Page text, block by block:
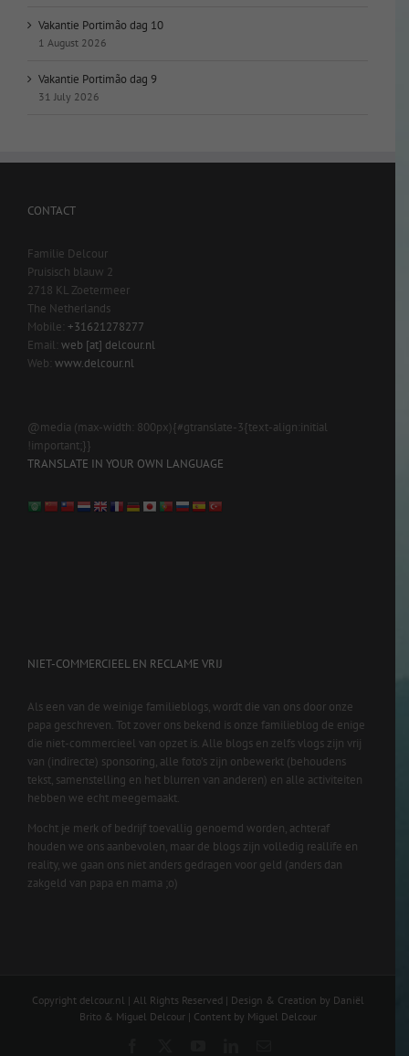
Vakantie Portimão dag 10
1 August 2026
Vakantie Portimão dag 9
31 July 2026
CONTACT
Familie Delcour
Pruisisch blauw 2
2718 KL Zoetermeer
The Netherlands
Mobile: +31621278277
Email: web [at] delcour.nl
Web: www.delcour.nl
@media (max-width: 800px){#gtranslate-3{text-align:initial
!important;}}
TRANSLATE IN YOUR OWN LANGUAGE
NIET-COMMERCIEEL EN RECLAME VRIJ
Als een van de weinige familieblogs, wordt die van ons door onze
papa geschreven. Tot zover ons bekend is onze familieblog de enige
die niet-commercieel van opzet is. Alle blogs en zelfs vlogs zijn vrij
van (indirecte) sponsoring, alle foto’s zijn onbewerkt (behoudens
tekst, samenstelling en het blurren van anderen) en alle activiteiten
hebben we echt meegemaakt.
Mocht je merk of bedrijf toevallig genoemd worden, achteraf
houden we ons aanbevolen, maar de blogs zijn volledig reallife en
reality, we gaan ons niet anders gedragen voor geld (anders dan
zakgeld van papa en mama ;o)
Copyright delcour.nl | All Rights Reserved | Design & Creation by Daniël
Brito & Miguel Delcour | Content by Miguel Delcour